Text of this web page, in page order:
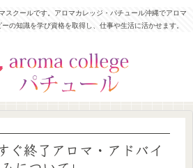
スクールです。アロマカレッジ・パチュール沖縄でアロマ
の知識を学び資格を取得し、仕事や生活に活かせます。
ぐ終了アロマ・アドバイ